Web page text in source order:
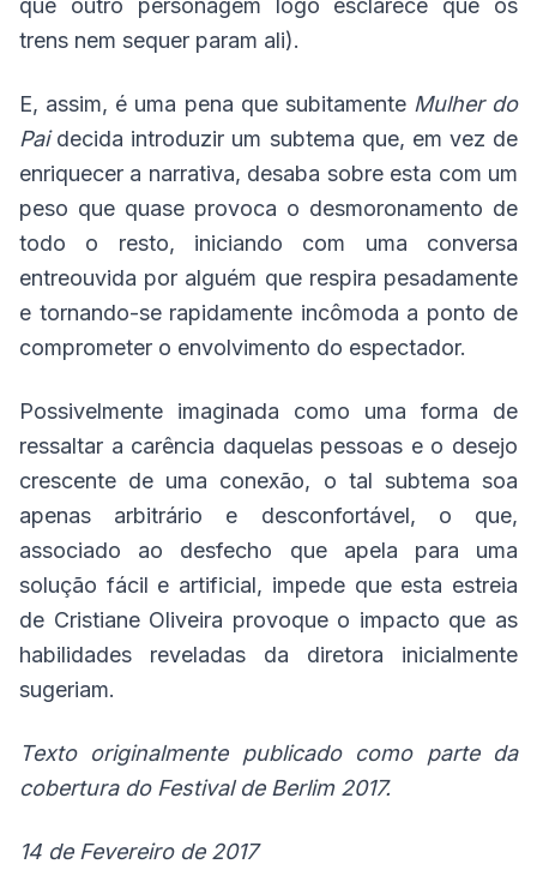
que outro personagem logo esclarece que os
trens nem sequer param ali).
E, assim, é uma pena que subitamente Mulher do
Paidecida introduzir um subtema que, em vez de
enriquecer a narrativa, desaba sobre esta com um
peso que quase provoca o desmoronamento de
todo o resto, iniciando com uma conversa
entreouvida por alguém que respira pesadamente
e tornando-se rapidamente incômoda a ponto de
comprometer o envolvimento do espectador.
Possivelmente imaginada como uma forma de
ressaltar a carência daquelas pessoas e o desejo
crescente de uma conexão, o tal subtema soa
apenas arbitrário e desconfortável, o que,
associado ao desfecho que apela para uma
solução fácil e artificial, impede que esta estreia
de Cristiane Oliveira provoque o impacto que as
habilidades reveladas da diretora inicialmente
sugeriam.
Texto originalmente publicado como parte da
cobertura do Festival de Berlim 2017.
14 de Fevereiro de 2017